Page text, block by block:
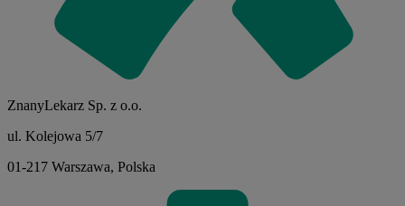
ZnanyLekarz Sp. z o.o.
ul. Kolejowa 5/7
01-217 Warszawa, Polska